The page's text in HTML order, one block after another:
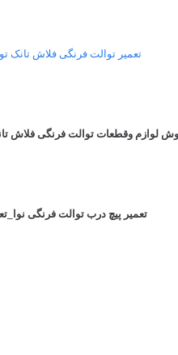
تعمیر توالت فرنگی فلاش تانک
لوازم وقطعات توالت فرنگی فلاش
تعمیر پیچ درب توالت فرنگی